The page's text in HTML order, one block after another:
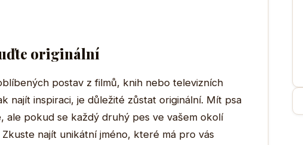
originální
postav z filmů, knih nebo televizních
najít inspiraci, je důležité zůstat originální. Mít psa
ale pokud se každý druhý pes ve vašem okolí
najít unikátní jméno, které má pro vás